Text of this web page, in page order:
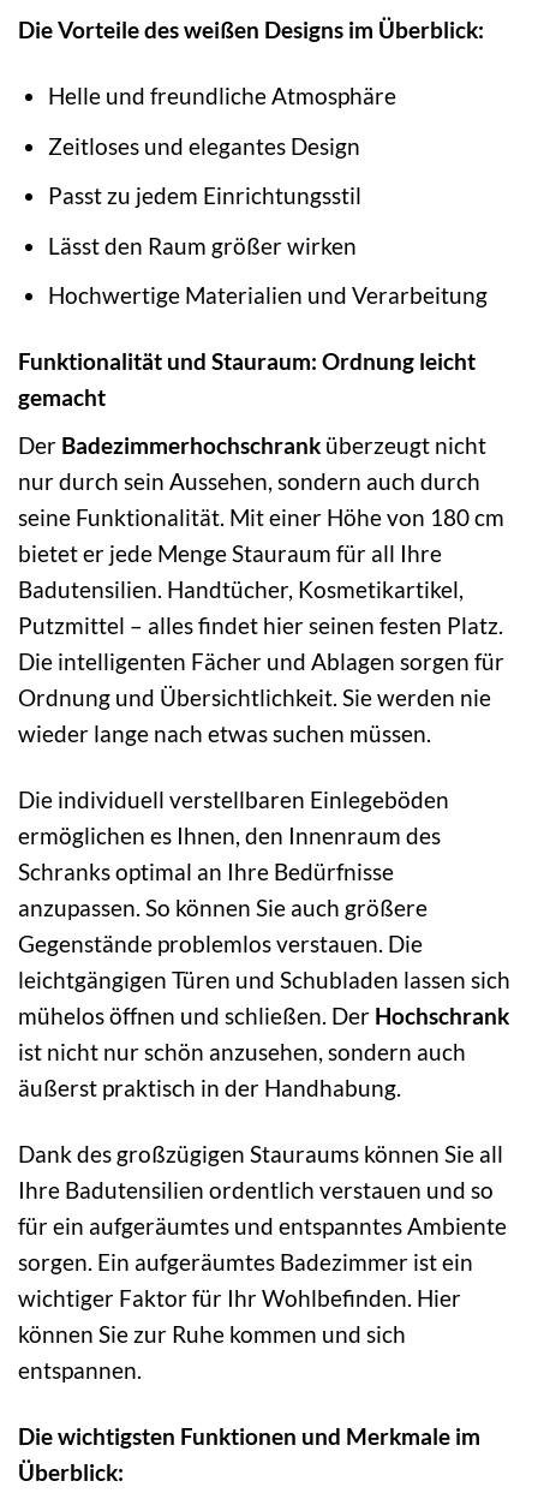
Die Vorteile des weißen Designs im Überblick:
Helle und freundliche Atmosphäre
Zeitloses und elegantes Design
Passt zu jedem Einrichtungsstil
Lässt den Raum größer wirken
Hochwertige Materialien und Verarbeitung
Funktionalität und Stauraum: Ordnung leicht
gemacht
Der Badezimmerhochschrank überzeugt nicht
nur durch sein Aussehen, sondern auch durch
seine Funktionalität. Mit einer Höhe von 180 cm
bietet er jede Menge Stauraum für all Ihre
Badutensilien. Handtücher, Kosmetikartikel,
Putzmittel – alles findet hier seinen festen Platz.
Die intelligenten Fächer und Ablagen sorgen für
Ordnung und Übersichtlichkeit. Sie werden nie
wieder lange nach etwas suchen müssen.
Die individuell verstellbaren Einlegeböden
ermöglichen es Ihnen, den Innenraum des
Schranks optimal an Ihre Bedürfnisse
anzupassen. So können Sie auch größere
Gegenstände problemlos verstauen. Die
leichtgängigen Türen und Schubladen lassen sich
mühelos öffnen und schließen. Der Hochschrank
ist nicht nur schön anzusehen, sondern auch
äußerst praktisch in der Handhabung.
Dank des großzügigen Stauraums können Sie all
Ihre Badutensilien ordentlich verstauen und so
für ein aufgeräumtes und entspanntes Ambiente
sorgen. Ein aufgeräumtes Badezimmer ist ein
wichtiger Faktor für Ihr Wohlbefinden. Hier
können Sie zur Ruhe kommen und sich
entspannen.
Die wichtigsten Funktionen und Merkmale im
Überblick: